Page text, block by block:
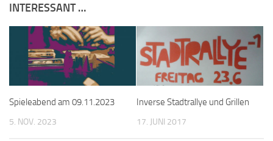
INTERESSANT …
Spieleabend am 09.11.2023
5. NOV. 2023
Inverse Stadtrallye und Grillen
17. JUNI 2017